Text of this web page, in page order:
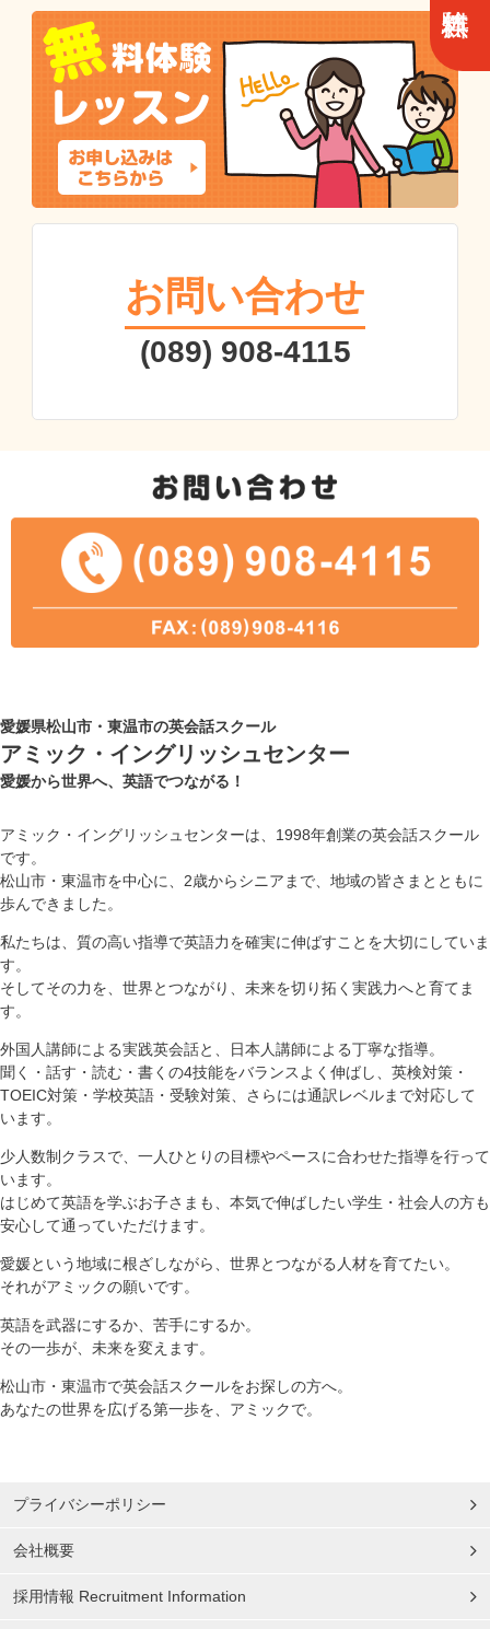
お問い合わせ
(089) 908-4115
愛媛県松山市・東温市の英会話スクール
アミック・イングリッシュセンター
愛媛から世界へ、英語でつながる！
アミック・イングリッシュセンターは、1998年創業の英会話スクール
です。
松山市・東温市を中心に、2歳からシニアまで、地域の皆さまとともに
歩んできました。
私たちは、質の高い指導で英語力を確実に伸ばすことを大切にしていま
す。
そしてその力を、世界とつながり、未来を切り拓く実践力へと育てま
す。
外国人講師による実践英会話と、日本人講師による丁寧な指導。
聞く・話す・読む・書くの4技能をバランスよく伸ばし、英検対策・
TOEIC対策・学校英語・受験対策、さらには通訳レベルまで対応して
います。
少人数制クラスで、一人ひとりの目標やペースに合わせた指導を行って
います。
はじめて英語を学ぶお子さまも、本気で伸ばしたい学生・社会人の方も
安心して通っていただけます。
愛媛という地域に根ざしながら、世界とつながる人材を育てたい。
それがアミックの願いです。
英語を武器にするか、苦手にするか。
その一歩が、未来を変えます。
松山市・東温市で英会話スクールをお探しの方へ。
あなたの世界を広げる第一歩を、アミックで。
プライバシーポリシー
会社概要
採用情報 Recruitment Information